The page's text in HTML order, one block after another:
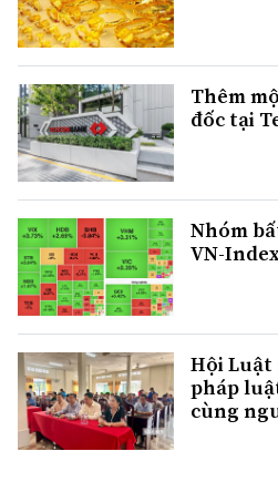
Thêm
đốc tại
Nhóm
VN-
Hội Luật
pháp
cùng